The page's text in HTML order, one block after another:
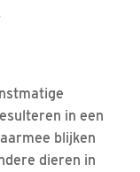
in een
blijken
dieren in